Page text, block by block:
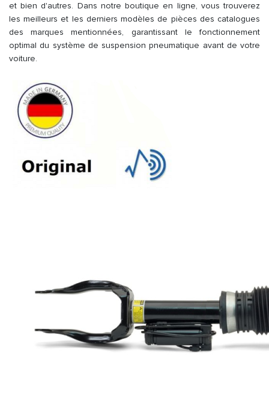
et bien d'autres. Dans notre boutique en ligne, vous trouverez
les meilleurs et les derniers modèles de pièces des catalogues
des marques mentionnées, garantissant le fonctionnement
optimal du système de suspension pneumatique avant de votre
voiture.